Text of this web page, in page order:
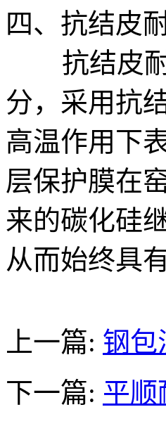
四、抗结皮
抗结皮耐
分，采用抗
高温作用下
层保护膜在
来的碳化硅
从而始终具
上一篇: 钢包
下一篇: 平